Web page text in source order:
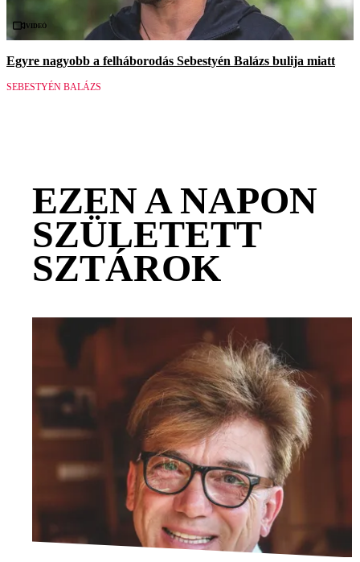
Videó
Egyre nagyobb a felháborodás Sebestyén Balázs bulija miatt
SEBESTYÉN BALÁZS
EZEN A NAPON
SZÜLETETT
SZTÁROK